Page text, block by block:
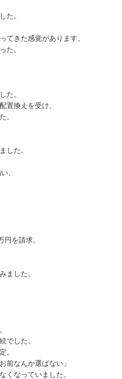
た。
てきた感覚があります。
た。
た。
置換えを受け、
。
した。
、
を請求。
ました。
でした。
。
前なんか選ばない」
くなっていました。